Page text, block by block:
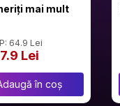
mai mult
64.9 Lei
Lei
în coș